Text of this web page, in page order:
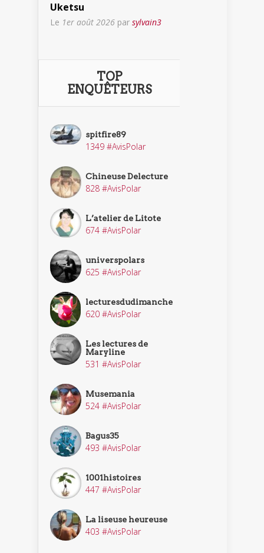
Uketsu
Le 1er août 2026 par sylvain3
TOP
ENQUÊTEURS
spitfire89
1349 #AvisPolar
Chineuse Delecture
828 #AvisPolar
L’atelier de Litote
674 #AvisPolar
universpolars
625 #AvisPolar
lecturesdudimanche
620 #AvisPolar
Les lectures de
Maryline
531 #AvisPolar
Musemania
524 #AvisPolar
Bagus35
493 #AvisPolar
1001histoires
447 #AvisPolar
La liseuse heureuse
403 #AvisPolar